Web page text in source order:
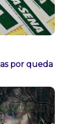
por queda